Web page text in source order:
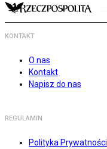
KONTAKT
O nas
Kontakt
Napisz do nas
REGULAMIN
Polityka Prywatności